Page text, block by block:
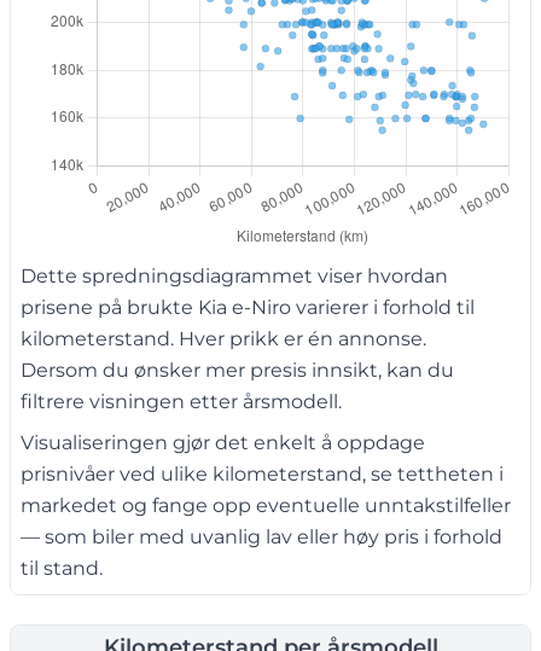
Dette spredningsdiagrammet viser hvordan
prisene på brukte Kia e-Niro varierer i forhold til
kilometerstand. Hver prikk er én annonse.
Dersom du ønsker mer presis innsikt, kan du
filtrere visningen etter årsmodell.
Visualiseringen gjør det enkelt å oppdage
prisnivåer ved ulike kilometerstand, se tettheten i
markedet og fange opp eventuelle unntakstilfeller
— som biler med uvanlig lav eller høy pris i forhold
til stand.